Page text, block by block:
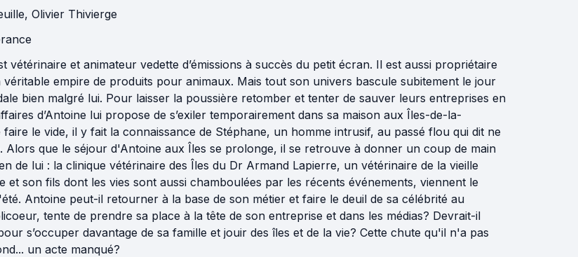
, Olivier Thivierge
vétérinaire et animateur vedette d’émissions à succès du petit écran. Il est aussi propriétaire
véritable empire de produits pour animaux. Mais tout son univers bascule subitement le jour
bien malgré lui. Pour laisser la poussière retomber et tenter de sauver leurs entreprises en
d’Antoine lui propose de s’exiler temporairement dans sa maison aux Îles-de-la-
le vide, il y fait la connaissance de Stéphane, un homme intrusif, au passé flou qui dit ne
Alors que le séjour d'Antoine aux Îles se prolonge, il se retrouve à donner un coup de main
de lui : la clinique vétérinaire des Îles du Dr Armand Lapierre, un vétérinaire de la vieille
et son fils dont les vies sont aussi chamboulées par les récents événements, viennent le
Antoine peut-il retourner à la base de son métier et faire le deuil de sa célébrité au
tente de prendre sa place à la tête de son entreprise et dans les médias? Devrait-il
s’occuper davantage de sa famille et jouir des îles et de la vie? Cette chute qu'il n'a pas
un acte manqué?